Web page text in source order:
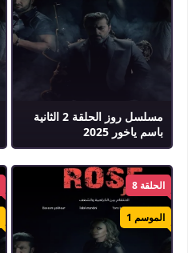
مسلسل روز الحلقة 2 الثانية
باسم ياخور 2025
الحلقة 8
الموسم 1